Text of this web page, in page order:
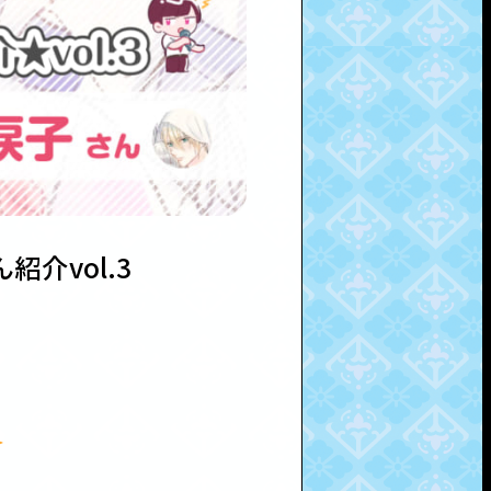
紹介vol.3